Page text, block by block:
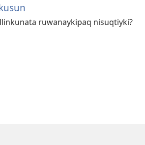
ruwanaykipaq nisuqtiyki?